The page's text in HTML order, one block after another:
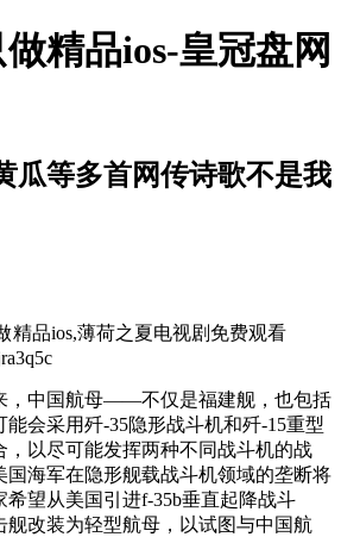
精品ios-皇冠盘网
瓜等多首网传诗歌不是我
精品ios,薄荷之夏电视剧免费观看
中国航母——不仅是福建舰，也包括
会采用歼-35隐形战斗机和歼-15重型
，以尽可能发挥两种不同战斗机的战
国海军在隐形舰载战斗机领域的垄断将
望从美国引进f-35b垂直起降战斗
舰改装为轻型航母，以试图与中国航